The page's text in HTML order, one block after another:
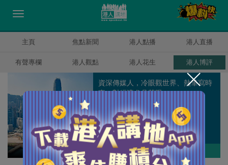
主頁 焦點新聞 港人點播 港人直播
有聲專欄 港人觀點 港人花生 港人博評
錢一帆
資深傳媒人，冷眼觀世界、熱筆寫時
事，對經濟尤具慧眼。
作者其他博評